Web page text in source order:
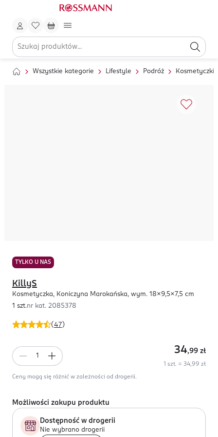
Wszystkie kategorie Lifestyle Podróż Kosmetyczki
TYLKO U NAS
(47)
KillyS
Kosmetyczka, Koniczyna Marokańska, wym. 18x9,5x7,5 cm
1 szt.nr kat. 2085378
34,99 zł
1 szt. = 34,99 zł
Ceny mogą się różnić w zależności od drogerii.
Możliwości zakupu produktu
Dostępność w drogerii
Nie wybrano drogerii